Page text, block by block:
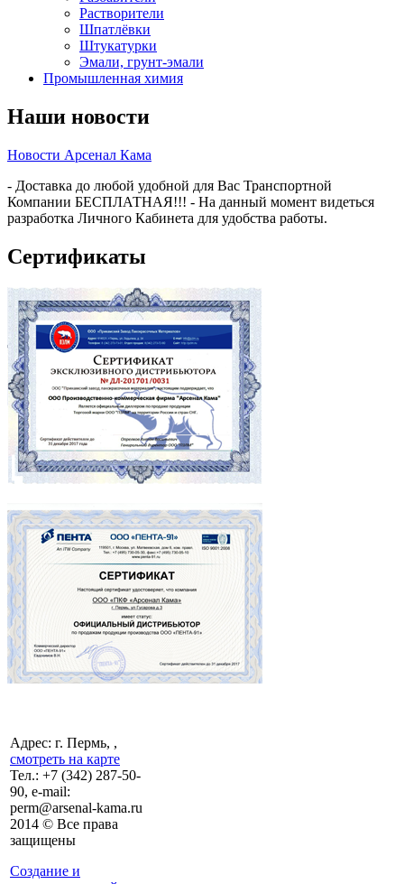
Растворители
Шпатлёвки
Штукатурки
Эмали, грунт-эмали
Промышленная химия
Наши новости
Новости Арсенал Кама
- Доставка до любой удобной для Вас Транспортной
Компании БЕСПЛАТНАЯ!!! - На данный момент видеться
разработка Личного Кабинета для удобства работы.
Сертификаты
Адрес: г. Пермь, ,
смотреть на карте
Тел.: +7 (342) 287-50-
90, e-mail:
perm@arsenal-kama.ru
2014 © Все права
защищены
Создание и